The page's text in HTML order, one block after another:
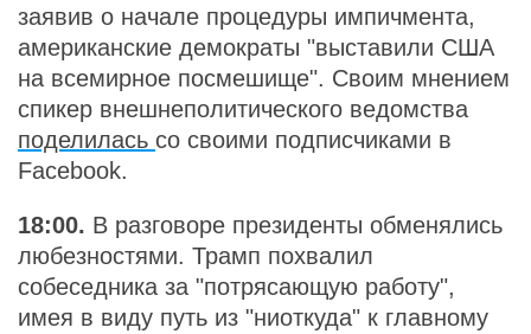
заявив о начале процедуры импичмента,
американские демократы "выставили США
на всемирное посмешище". Своим мнением
спикер внешнеполитического ведомства
поделилась со своими подписчиками в
Facebook.
18:00. В разговоре президенты обменялись
любезностями. Трамп похвалил
собеседника за "потрясающую работу",
имея в виду путь из "ниоткуда" к главному